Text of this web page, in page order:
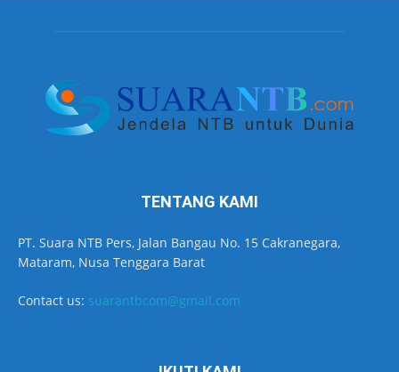
TENTANG KAMI
PT. Suara NTB Pers, Jalan Bangau No. 15 Cakranegara,
Mataram, Nusa Tenggara Barat
Contact us: suarantbcom@gmail.com